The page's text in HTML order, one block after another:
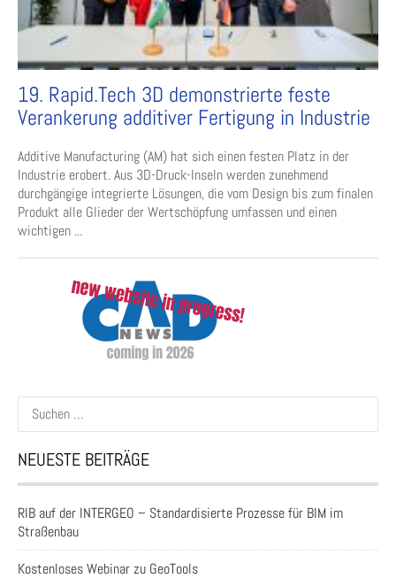
19. Rapid.Tech 3D demonstrierte feste
Verankerung additiver Fertigung in Industrie
Additive Manufacturing (AM) hat sich einen festen Platz in der
Industrie erobert. Aus 3D-Druck-Inseln werden zunehmend
durchgängige integrierte Lösungen, die vom Design bis zum finalen
Produkt alle Glieder der Wertschöpfung umfassen und einen
wichtigen ...
Suchen
nach:
NEUESTE BEITRÄGE
RIB auf der INTERGEO – Standardisierte Prozesse für BIM im
Straßenbau
Kostenloses Webinar zu GeoTools